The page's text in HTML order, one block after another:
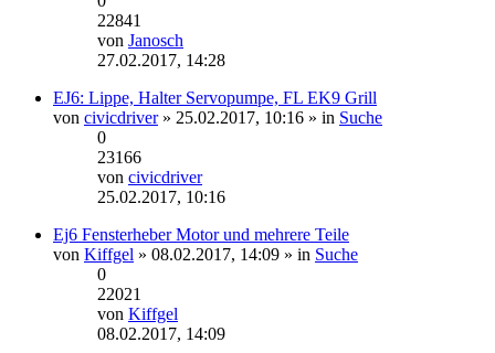
22841
von Janosch
Neuester
27.02.2017, 14:28
EJ6: Lippe, Halter Servopumpe, FL EK9 Grill
von civicdriver» 25.02.2017, 10:16 » in Suche
0
23166
von civicdriver
Neuester
25.02.2017, 10:16
Ej6 Fensterheber Motor und mehrere Teile
von Kiffgel » 08.02.2017, 14:09 » in Suche
0
22021
von Kiffgel
Neuester
08.02.2017, 14:09